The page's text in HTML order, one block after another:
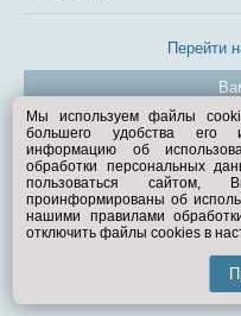
Перейти
©
Мы используем файлы
большего удобства его
информацию об
обработки персональных
пользоваться
проинформированы об
нашими правилами
отключить файлы cookies в